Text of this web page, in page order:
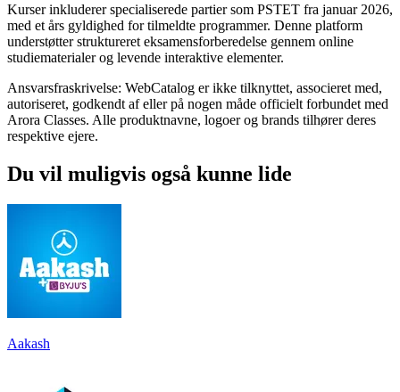
Kurser inkluderer specialiserede partier som PSTET fra januar 2026,
med et års gyldighed for tilmeldte programmer. Denne platform
understøtter struktureret eksamensforberedelse gennem online
studiematerialer og levende interaktive elementer.
Ansvarsfraskrivelse: WebCatalog er ikke tilknyttet, associeret med,
autoriseret, godkendt af eller på nogen måde officielt forbundet med
Arora Classes. Alle produktnavne, logoer og brands tilhører deres
respektive ejere.
Du vil muligvis også kunne lide
Aakash